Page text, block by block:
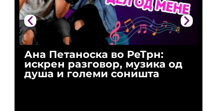
Ана Петаноска во РеТрн:
искрен разговор, музика од
душа и големи соништа